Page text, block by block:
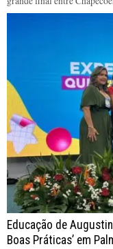
Educação de
Boas Práticas’ em